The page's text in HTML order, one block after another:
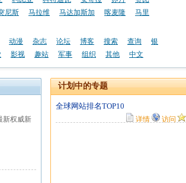
尼斯 马拉维 马达加斯加 喀麦隆
马里
动漫 杂志 论坛 博客 搜索 查询
银
影视 趣站 军事 组织 其他 中文
新权威新
计划中的专题
全球网站排名TOP10
详情 访问